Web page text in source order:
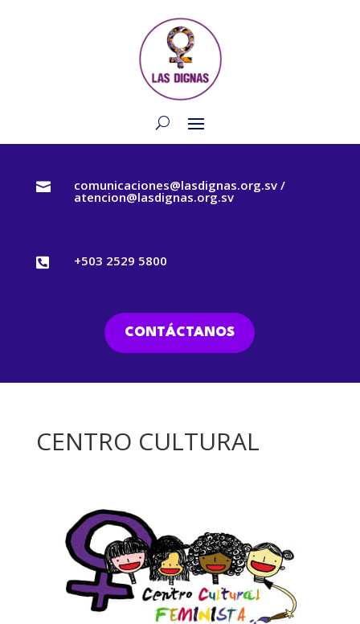
 comunicaciones@lasdignas.org.sv /
atencion@lasdignas.org.sv
 +503 2529 5800
CONTÁCTANOS
CENTRO CULTURAL